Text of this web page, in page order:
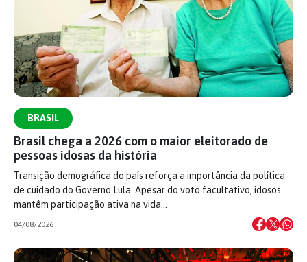
BRASIL
Brasil chega a 2026 com o maior eleitorado de
pessoas idosas da história
Transição demográfica do país reforça a importância da política
de cuidado do Governo Lula. Apesar do voto facultativo, idosos
mantêm participação ativa na vida…
04/08/2026